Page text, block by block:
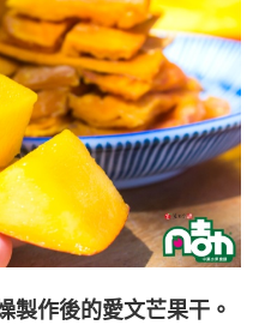
製作後的愛文芒果干。